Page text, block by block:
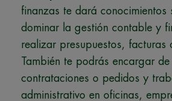
finanzas te dará conocimientos
dominar la gestión contable y
realizar presupuestos, facturas
También te podrás encargar
contrataciones o pedidos y
administrativo en oficinas,